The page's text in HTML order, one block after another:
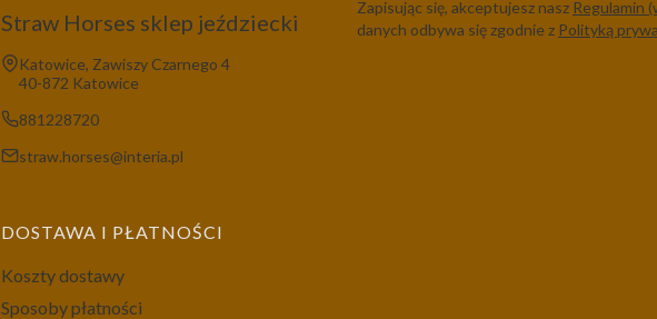
Straw Horses sklep jeździecki
Adres:
Katowice, Zawiszy Czarnego 4
40-872 Katowice
881228720
straw.horses@interia.pl
DOSTAWA I PŁATNOŚCI
Koszty dostawy
Sposoby płatności
Zapisując się, akceptujesz nasz Regulamin
danych odbywa się zgodnie z Polityką